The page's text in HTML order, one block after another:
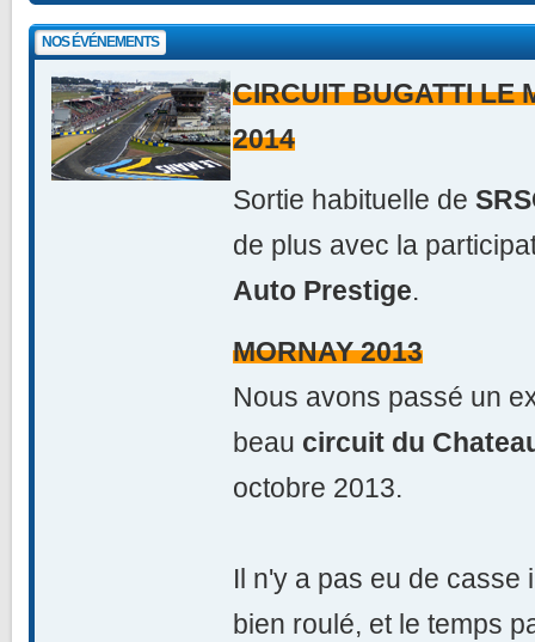
NOS ÉVÉNEMENTS
CIRCUIT BUGATTI LE
2014
Sortie habituelle de
de plus avec la
Auto Prestige.
MORNAY 2013
Nous avons passé un
beau circuit du
octobre 2013.
Il n'y a pas eu de casse
bien roulé, et le temps